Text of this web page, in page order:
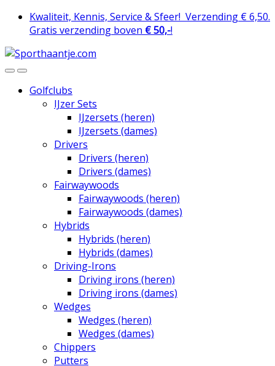
Skip
Skip Kwaliteit, Kennis, Service & Sfeer! Verzending € 6,50.
Gratis verzending boven € 50,-!
Golfclubs
IJzer Sets
IJzersets (heren)
IJzersets (dames)
Drivers
Drivers (heren)
Drivers (dames)
Fairwaywoods
Fairwaywoods (heren)
Fairwaywoods (dames)
Hybrids
Hybrids (heren)
Hybrids (dames)
Driving-Irons
Driving irons (heren)
Driving irons (dames)
Wedges
Wedges (heren)
Wedges (dames)
Chippers
Putters